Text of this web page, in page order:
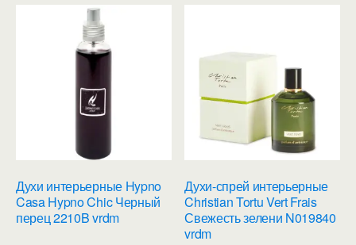
Духи интерьерные Hypno
Casa Hypno Chic Черный
перец 2210B vrdm
Духи-спрей интерьерные
Christian Tortu Vert Frais
Свежесть зелени N019840
vrdm